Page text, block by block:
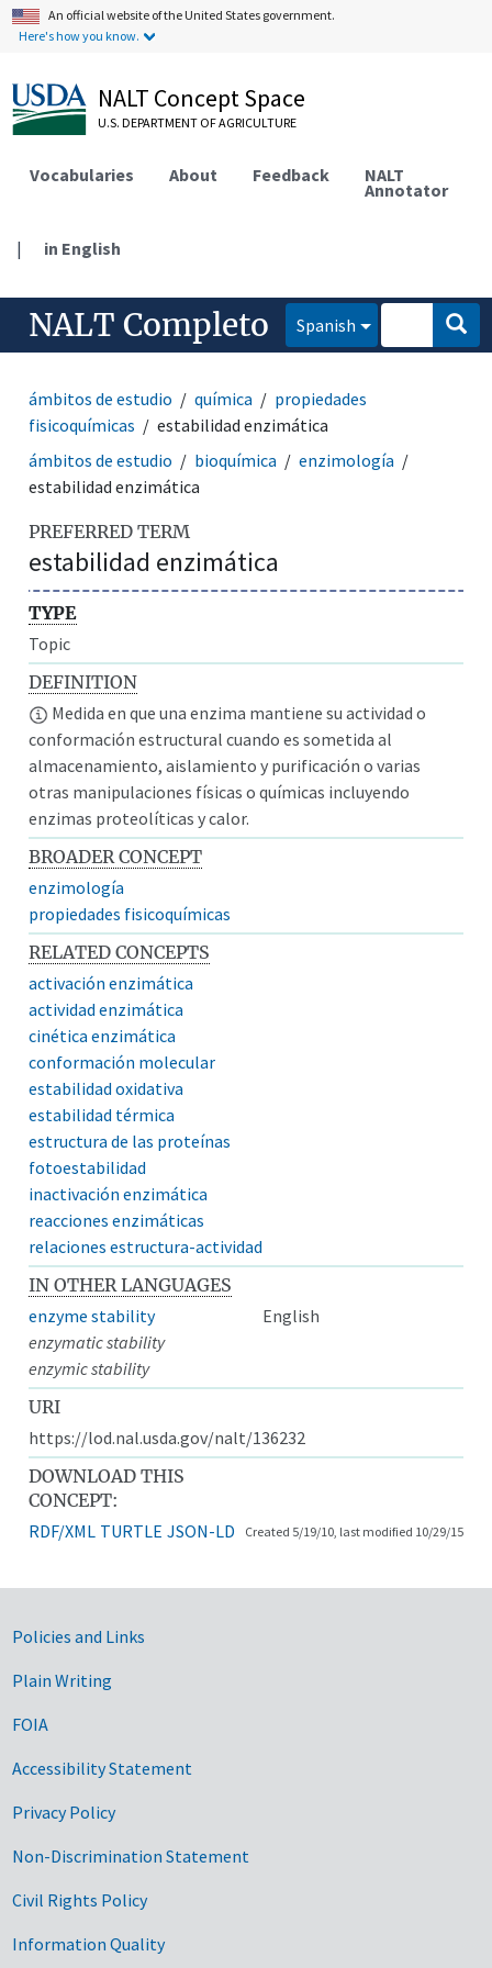
An official website of the United States government.
Here's how you know.
NALT Concept Space
U.S. DEPARTMENT OF AGRICULTURE
Vocabularies About Feedback NALT
Annotator
| in English
NALT Completo Spanish
ámbitos de estudio química
propiedades
fisicoquímicas
estabilidad enzimática
ámbitos de estudio
bioquímica
enzimología
estabilidad enzimática
PREFERRED TERM
estabilidad enzimática
TYPE
Topic
DEFINITION
Medida en que una enzima mantiene su actividad o
conformación estructural cuando es sometida al
almacenamiento, aislamiento y purificación o varias
otras manipulaciones físicas o químicas incluyendo
enzimas proteolíticas y calor.
BROADER CONCEPT
enzimología
propiedades fisicoquímicas
RELATED CONCEPTS
activación enzimática
actividad enzimática
cinética enzimática
conformación molecular
estabilidad oxidativa
estabilidad térmica
estructura de las proteínas
fotoestabilidad
inactivación enzimática
reacciones enzimáticas
relaciones estructura-actividad
IN OTHER LANGUAGES
enzyme stability
English
enzymatic stability
enzymic stability
URI
https://lod.nal.usda.gov/nalt/136232
DOWNLOAD THIS
CONCEPT:
RDF/XML TURTLE JSON-LD Created 5/19/10, last modified 10/29/15
Government Links
Policies and Links
Plain Writing
FOIA
Accessibility Statement
Privacy Policy
Non-Discrimination Statement
Civil Rights Policy
Information Quality